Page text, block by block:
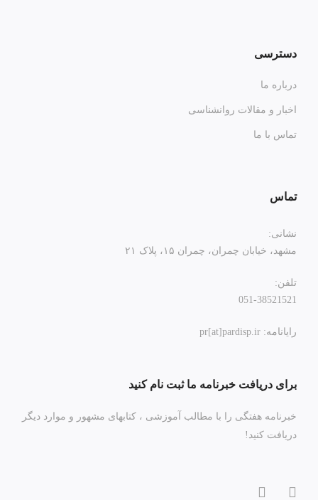
دسترسی
درباره ما
اخبار و مقالات روانشناسی
تماس با ما
تماس
نشانی:
مشهد، خیابان چمران، چمران ۱۵، پلاک ۲۱
تلفن:
051-38521521
رایانامه: pr[at]pardisp.ir
برای دریافت خبرنامه ما ثبت نام کنید
خبرنامه هفتگی را با مطالب آموزشی ، کتابهای مشهور و موارد دیگر
دریافت کنید!